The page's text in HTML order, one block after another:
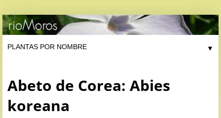
▼
Abeto de Corea: Abies
koreana